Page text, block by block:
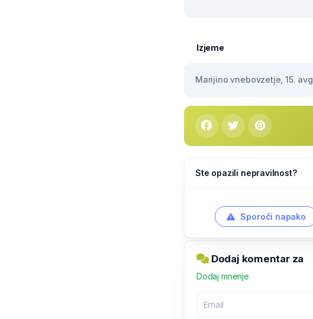
Izjeme
Marijino vnebovzetje, 15. avg
Ste opazili nepravilnost?
Sporoči napako
Dodaj komentar za
Dodaj mnenje